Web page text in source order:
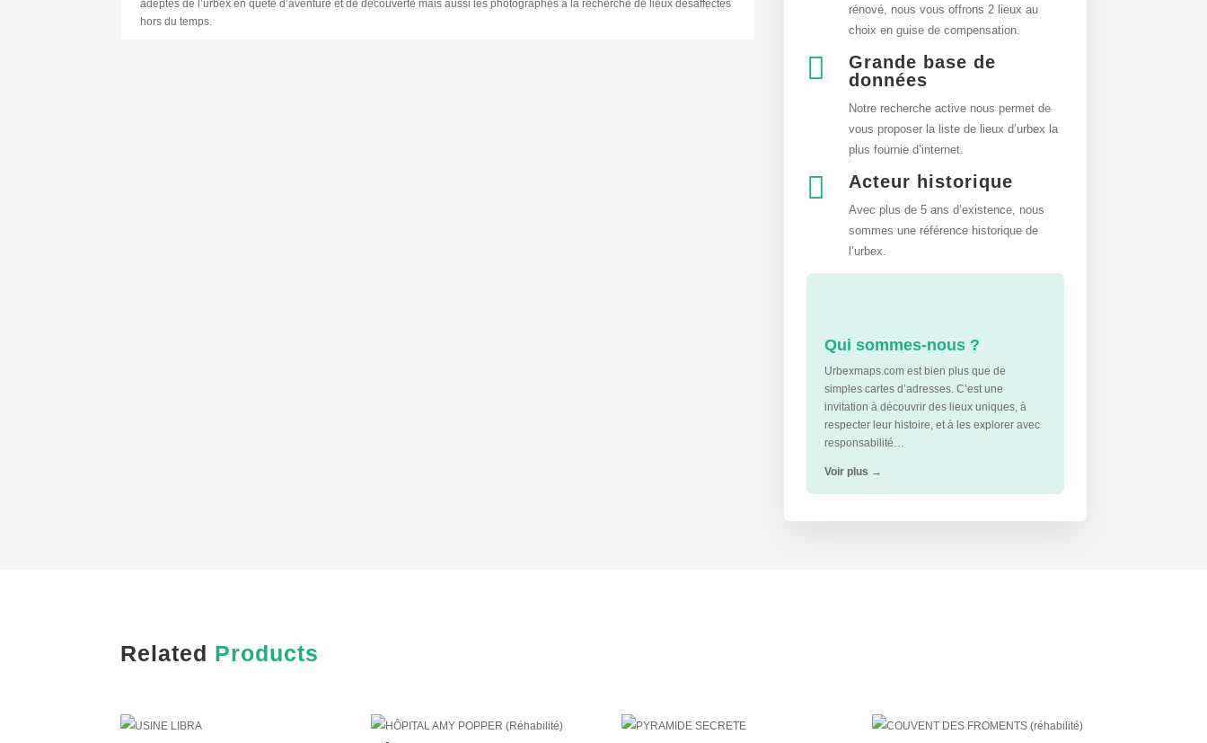
adeptes de l’urbex en quête d’aventure et de découverte mais aussi les photographes à la recherche de lieux désaffectés
hors du temps.
rénové, nous vous offrons 2 lieux au
choix en guise de compensation.

Grande base de
données
Notre recherche active nous permet de
vous proposer la liste de lieux d’urbex la
plus fournie d’internet.
 Acteur historique
Avec plus de 5 ans d’existence, nous
sommes une référence historique de
l’urbex.
Qui sommes-nous ?
Urbexmaps.com est bien plus que de
simples cartes d’adresses. C’est une
invitation à découvrir des lieux uniques, à
respecter leur histoire, et à les explorer avec
responsabilité…
Voir plus →
Related Products